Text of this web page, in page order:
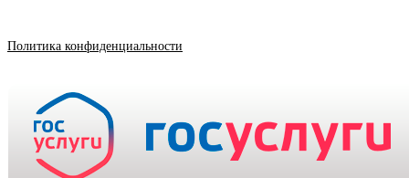
Политика конфиденциальности